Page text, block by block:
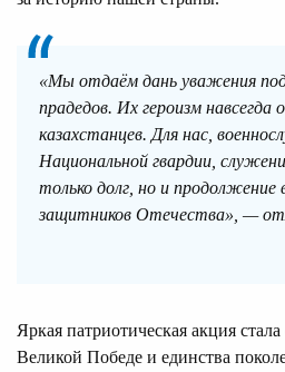
«Мы отдаём дань уважения
прадедов. Их героизм навсегда
казахстанцев. Для нас,
Национальной гвардии,
только долг, но и продолжение
защитников Отечества», —
Яркая патриотическая акция
Великой Победе и единства